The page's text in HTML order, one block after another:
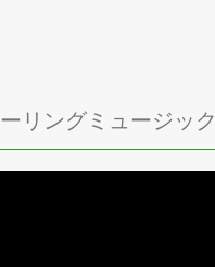
リングミュージック